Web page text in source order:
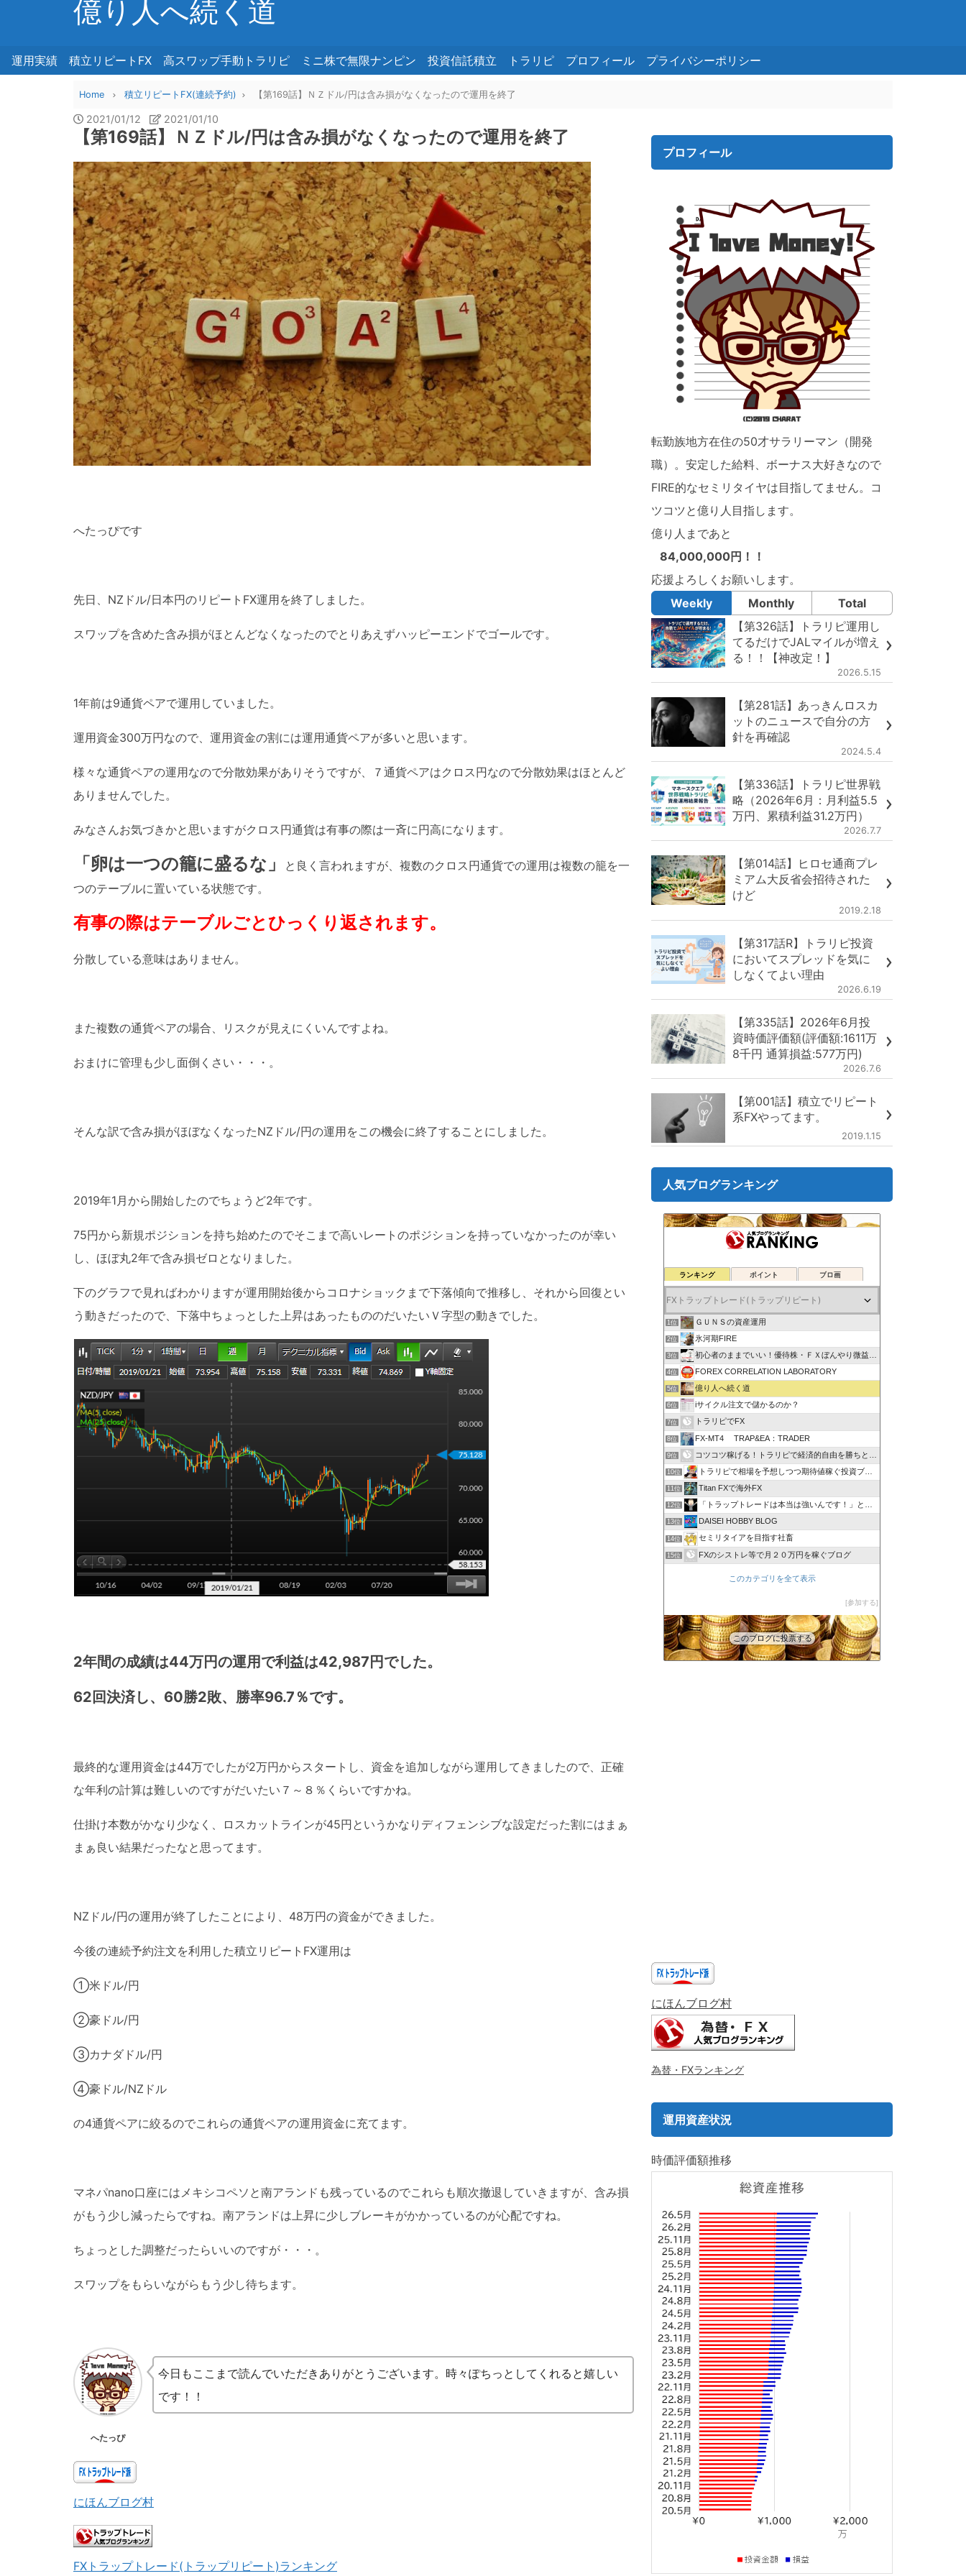
億り人へ続く道
運用実績 積立リピートFX 高スワップ手動トラリピ ミニ株で無限ナンピン 投資信託積立 トラリピ プロフィール プライバシーポリシー
Home 積立リピートFX(連続予約) 【第169話】ＮＺドル/円は含み損がなくなったので運用を終了
2021/01/12 2021/01/10
【第169話】ＮＺドル/円は含み損がなくなったので運用を終了
へたっぴです
先日、NZドル/日本円のリピートFX運用を終了しました。
スワップを含めた含み損がほとんどなくなったのでとりあえずハッピーエンドでゴールです。
1年前は9通貨ペアで運用していました。
運用資金300万円なので、運用資金の割には運用通貨ペアが多いと思います。
様々な通貨ペアの運用なので分散効果がありそうですが、７通貨ペアはクロス円なので分散効果はほとんど
ありませんでした。
みなさんお気づきかと思いますがクロス円通貨は有事の際は一斉に円高になります。
「卵は一つの籠に盛るな」
と良く言われますが、複数のクロス円通貨での運用は複数の籠を一
つのテーブルに置いている状態です。
有事の際はテーブルごとひっくり返されます。
分散している意味はありません。
また複数の通貨ペアの場合、リスクが見えにくいんですよね。
おまけに管理も少し面倒くさい・・・。
そんな訳で含み損がほぼなくなったNZドル/円の運用をこの機会に終了することにしました。
2019年1月から開始したのでちょうど2年です。
75円から新規ポジションを持ち始めたのでそこまで高いレートのポジションを持っていなかったのが幸い
し、ほぼ丸2年で含み損ゼロとなりました。
下のグラフで見ればわかりますが運用開始後からコロナショックまで下落傾向で推移し、それから回復とい
う動きだったので、下落中ちょっとした上昇はあったもののだいたいＶ字型の動きでした。
2年間の成績は44万円の運用で利益は42,987円でした。
62回決済し、60勝2敗、勝率96.7％です。
最終的な運用資金は44万でしたが2万円からスタートし、資金を追加しながら運用してきましたので、正確
な年利の計算は難しいのですがだいたい７～８％くらいですかね。
仕掛け本数がかなり少なく、ロスカットラインが45円というかなりディフェンシブな設定だった割にはまぁ
まぁ良い結果だったなと思ってます。
NZドル/円の運用が終了したことにより、48万円の資金ができました。
今後の連続予約注文を利用した積立リピートFX運用は
①米ドル/円
②豪ドル/円
③カナダドル/円
④豪ドル/NZドル
の4通貨ペアに絞るのでこれらの通貨ペアの運用資金に充てます。
マネパnano口座にはメキシコペソと南アランドも残っているのでこれらも順次撤退していきますが、含み損
がもう少し減ったらですね。南アランドは上昇に少しブレーキがかかっているのが心配ですね。
ちょっとした調整だったらいいのですが・・・。
スワップをもらいながらもう少し待ちます。
へたっぴ
今日もここまで読んでいただきありがとうございます。時々ぽちっとしてくれると嬉しい
です！！
にほんブログ村
FXトラップトレード(トラップリピート)ランキング
プロフィール
転勤族地方在住の50才サラリーマン（開発
職）。安定した給料、ボーナス大好きなので
FIRE的なセミリタイヤは目指してません。コ
ツコツと億り人目指します。
億り人まであと
84,000,000円！！
応援よろしくお願いします。
Weekly
Monthly
Total
【第326話】トラリピ運用し
てるだけでJALマイルが増え
る！！【神改定！】
2026.5.15
【第281話】あっきんロスカ
ットのニュースで自分の方
針を再確認
2024.5.4
【第336話】トラリピ世界戦
略（2026年6月：月利益5.5
万円、累積利益31.2万円）
2026.7.7
【第014話】ヒロセ通商プレ
ミアム大反省会招待された
けど
2019.2.18
【第317話R】トラリピ投資
においてスプレッドを気に
しなくてよい理由
2026.6.19
【第335話】2026年6月投
資時価評価額(評価額:1611万
8千円 通算損益:577万円)
2026.7.6
【第001話】積立でリピート
系FXやってます。
2019.1.15
人気ブログランキング
ランキング ポイント ブロ画
1位 ＧＵＮＳの資産運用
2位 氷河期FIRE
3位 初心者のままでいい！優待株・ＦＸぼんやり微益ブログ
4位 FOREX CORRELATION LABORATORY
5位 億り人へ続く道
6位 iサイクル注文で儲かるのか？
7位 トラリピでFX
8位 FX-MT4 TRAP&EA：TRADER
9位 コツコツ稼げる！トラリピで経済的自由を勝ちとる方法
10位 トラリピで相場を予想しつつ期待値稼ぐ投資ブログ
11位 Titan FXで海外FX
12位 「トラップトレードは本当は強いんです！」と叫びたい。
13位 DAISEI HOBBY BLOG
14位 セミリタイアを目指す社畜
15位 FXのシストレ等で月２０万円を稼ぐブログ
このカテゴリを全て表示
参加する
このブログに投票する
にほんブログ村
為替・FXランキング
運用資産状況
時価評価額推移